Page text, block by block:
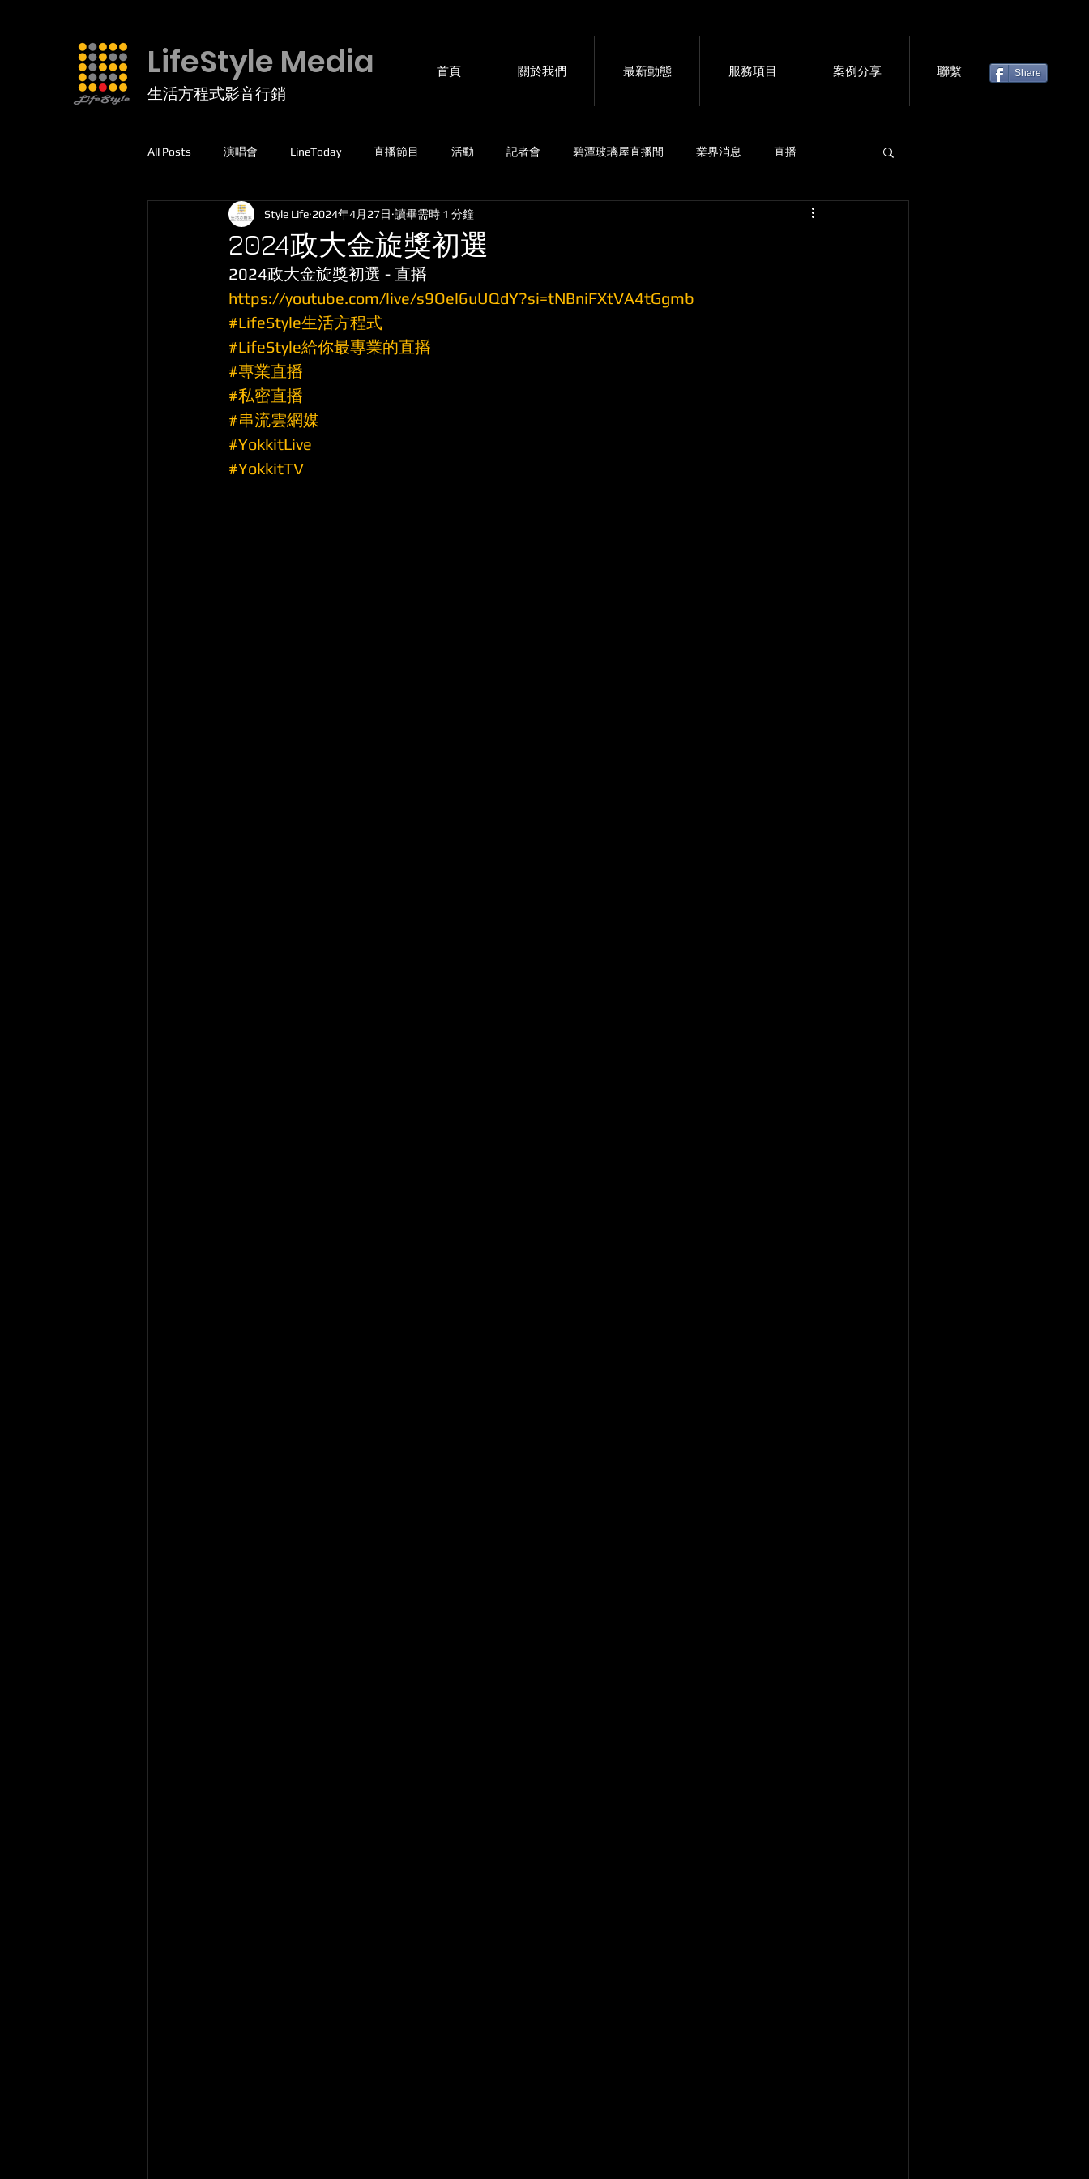
LifeStyle Media
生活方程式影音行銷
首頁 關於我們 最新動態 服務項目 案例分享 聯繫 Share
All Posts 演唱會 LineToday 直播節目 活動 記者會 碧潭玻璃屋直播間 業界消息 直播
高爾夫球 運動賽事 4G包直播
5G專網
2024政大金旋獎初選
Style Life 2024年4月27日 讀畢需時 1 分鐘
2024政大金旋獎初選 - 直播
https://youtube.com/live/s9Oel6uUQdY?si=tNBniFXtVA4tGgmb
#LifeStyle生活方程式
#LifeStyle給你最專業的直播
#專業直播
#私密直播
#串流雲網媒
#YokkitLive
#YokkitTV